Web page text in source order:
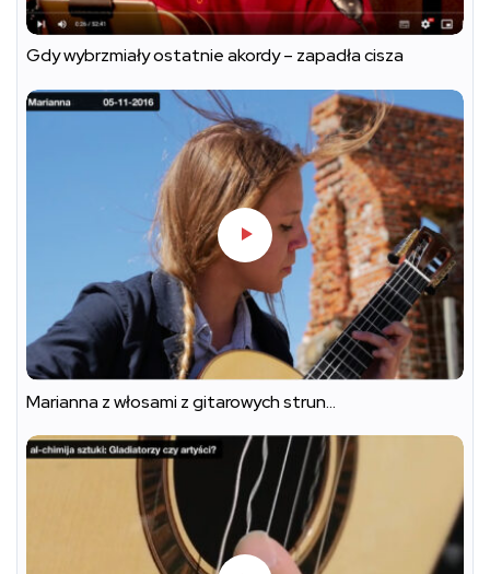
Gdy wybrzmiały ostatnie akordy – zapadła cisza
Marianna z włosami z gitarowych strun…